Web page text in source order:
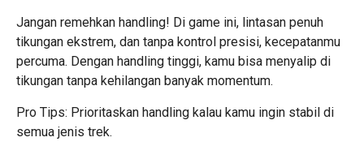
Jangan remehkan handling! Di game ini, lintasan penuh
tikungan ekstrem, dan tanpa kontrol presisi, kecepatanmu
percuma. Dengan handling tinggi, kamu bisa menyalip di
tikungan tanpa kehilangan banyak momentum.
Pro Tips: Prioritaskan handling kalau kamu ingin stabil di
semua jenis trek.